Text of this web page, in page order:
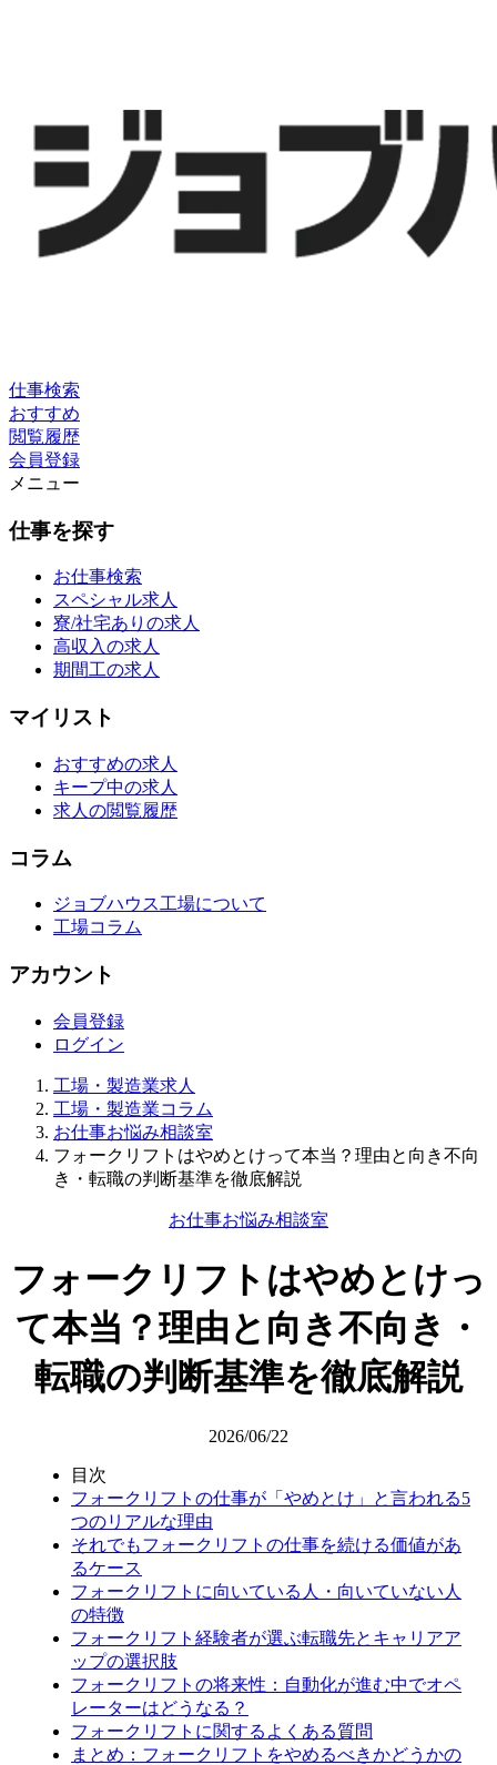
仕事検索
おすすめ
閲覧履歴
会員登録
メニュー
仕事を探す
お仕事検索
スペシャル求人
寮/社宅ありの求人
高収入の求人
期間工の求人
マイリスト
おすすめの求人
キープ中の求人
求人の閲覧履歴
コラム
ジョブハウス工場について
工場コラム
アカウント
会員登録
ログイン
工場・製造業求人
工場・製造業コラム
お仕事お悩み相談室
フォークリフトはやめとけって本当？理由と向き不向
き・転職の判断基準を徹底解説
お仕事お悩み相談室
フォークリフトはやめとけっ
て本当？理由と向き不向き・
転職の判断基準を徹底解説
2026/06/22
目次
フォークリフトの仕事が「やめとけ」と言われる5
つのリアルな理由
それでもフォークリフトの仕事を続ける価値があ
るケース
フォークリフトに向いている人・向いていない人
の特徴
フォークリフト経験者が選ぶ転職先とキャリアア
ップの選択肢
フォークリフトの将来性：自動化が進む中でオペ
レーターはどうなる？
フォークリフトに関するよくある質問
まとめ：フォークリフトをやめるべきかどうかの